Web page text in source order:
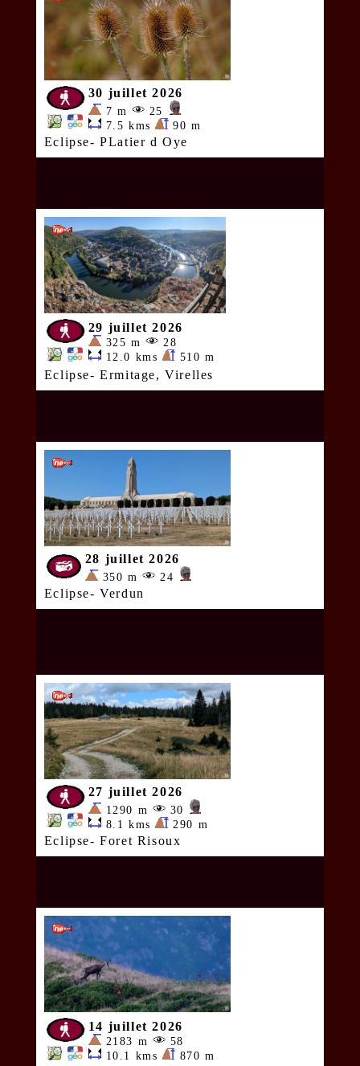
30 juillet 2026
7 m
25
7.5 kms
90 m
Eclipse- PLatier d Oye
29 juillet 2026
325 m
28
12.0 kms
510 m
Eclipse- Ermitage, Virelles
28 juillet 2026
350 m 24
Eclipse- Verdun
27 juillet 2026
1290 m
30
8.1 kms
290 m
Eclipse- Foret Risoux
14 juillet 2026
2183 m
58
10.1 kms
870 m